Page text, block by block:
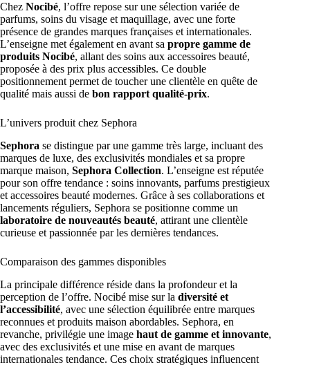
Chez Nocibé, l’offre repose sur une sélection variée de
parfums, soins du visage et maquillage, avec une forte
présence de grandes marques françaises et internationales.
L’enseigne met également en avant sa propre gamme de
produits Nocibé, allant des soins aux accessoires beauté,
proposée à des prix plus accessibles. Ce double
positionnement permet de toucher une clientèle en quête de
qualité mais aussi de bon rapport qualité-prix.
L’univers produit chez Sephora
Sephora se distingue par une gamme très large, incluant des
marques de luxe, des exclusivités mondiales et sa propre
marque maison, Sephora Collection. L’enseigne est réputée
pour son offre tendance : soins innovants, parfums prestigieux
et accessoires beauté modernes. Grâce à ses collaborations et
lancements réguliers, Sephora se positionne comme un
laboratoire de nouveautés beauté, attirant une clientèle
curieuse et passionnée par les dernières tendances.
Comparaison des gammes disponibles
La principale différence réside dans la profondeur et la
perception de l’offre. Nocibé mise sur la diversité et
l’accessibilité, avec une sélection équilibrée entre marques
reconnues et produits maison abordables. Sephora, en
revanche, privilégie une image haut de gamme et innovante,
avec des exclusivités et une mise en avant de marques
internationales tendance. Ces choix stratégiques influencent